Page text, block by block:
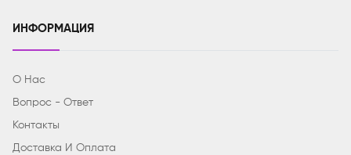
ИНФОРМАЦИЯ
О Нас
Вопрос - Ответ
Контакты
Доставка И Оплата